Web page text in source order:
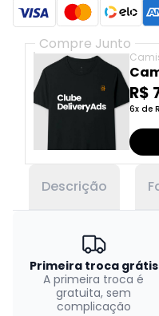
Compre Junto
R$
6x de
Descrição
Primeira troca grátis
A primeira troca é
gratuita, sem
complicação